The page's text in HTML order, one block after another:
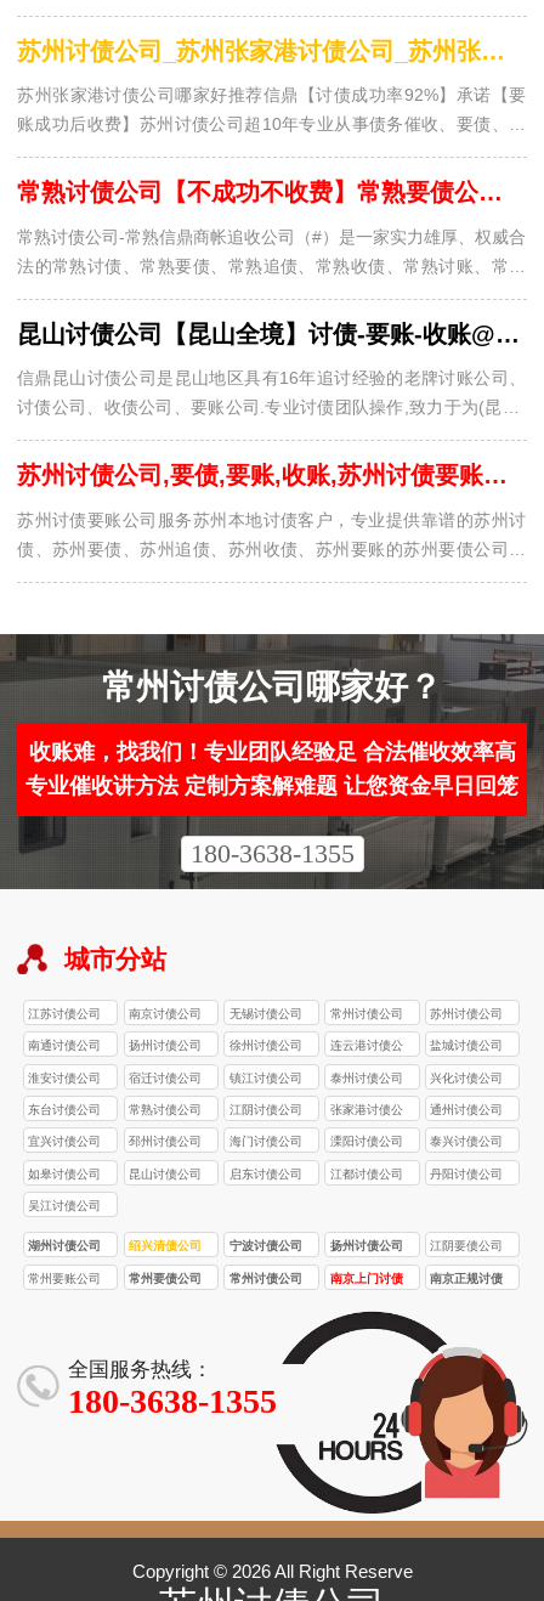
各省市讨债要账业务.太仓讨债公司承诺太仓本地讨债不成功不收费.
苏州讨债公司_苏州张家港讨债公司_苏州张家港讨债公司哪家好|正规苏州讨债公司
苏州张家港讨债公司哪家好推荐信鼎【讨债成功率92%】承诺【要
账成功后收费】苏州讨债公司超10年专业从事债务催收、要债、讨
债、收债等业务;正规,安全,保密性强!苏州讨债公司有着多年专业商
业信用风控管理经验,并与国内外多个公司合作,服务…
常熟讨债公司【不成功不收费】常熟要债公司,常熟追债公司-常熟信誓商账商务
常熟讨债公司-常熟信鼎商帐追收公司（#）是一家实力雄厚、权威合
法的常熟讨债、常熟要债、常熟追债、常熟收债、常熟讨账、常熟
要账、常熟追账、常熟收账公司，专业为常熟地区以及全国各省市
地区企业和个人提供各类商账、赖账、死账、三角账…
昆山讨债公司【昆山全境】讨债-要账-收账@昆山信誓老牌债务催收追讨公司_回款率达95%
信鼎昆山讨债公司是昆山地区具有16年追讨经验的老牌讨账公司、
讨债公司、收债公司、要账公司.专业讨债团队操作,致力于为(昆山)
地区的企业和个人客户提供合法的讨账、要账、要债、讨债、追
债、收账服务.信鼎昆山讨债公司回款率达95%以上,讨…
苏州讨债公司,要债,要账,收账,苏州讨债要账公司
苏州讨债要账公司服务苏州本地讨债客户，专业提供靠谱的苏州讨
债、苏州要债、苏州追债、苏州收债、苏州要账的苏州要债公司。
苏州讨债公司开办数年获得广泛好评,欢迎来电咨询!
常州讨债公司哪家好？
收账难，找我们！专业团队经验足 合法催收效率高
专业催收讲方法 定制方案解难题 让您资金早日回笼
180-3638-1355
城市分站
江苏讨债公司 南京讨债公司 无锡讨债公司 常州讨债公司 苏州讨债公司
南通讨债公司 扬州讨债公司 徐州讨债公司
连云港讨债公
司
盐城讨债公司
淮安讨债公司 宿迁讨债公司 镇江讨债公司 泰州讨债公司 兴化讨债公司
东台讨债公司 常熟讨债公司 江阴讨债公司
张家港讨债公
司
通州讨债公司
宜兴讨债公司 邳州讨债公司 海门讨债公司 溧阳讨债公司 泰兴讨债公司
如皋讨债公司 昆山讨债公司 启东讨债公司 江都讨债公司 丹阳讨债公司
吴江讨债公司
湖州讨债公司 绍兴清债公司 宁波讨债公司 扬州讨债公司 江阴要债公司
常州要账公司 常州要债公司 常州讨债公司
南京上门讨债
南京正规讨债
全国服务热线：
180-3638-1355
Copyright © 2026 All Right Reserve